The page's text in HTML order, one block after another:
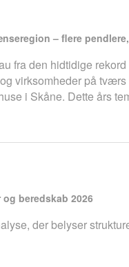
– flere
fra den hidtidige
virksomheder på
i Skåne. Dette års
beredskab 2026
der belyser